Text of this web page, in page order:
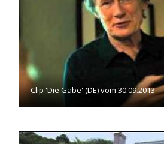
Clip 'Die Gabe' (DE) vom 30.09.2013